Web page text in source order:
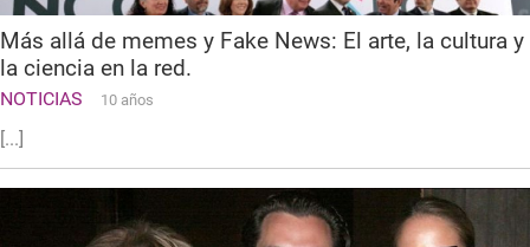
Más allá de memes y Fake News: El arte, la cultura y
la ciencia en la red.
NOTICIAS 10 años
[...]